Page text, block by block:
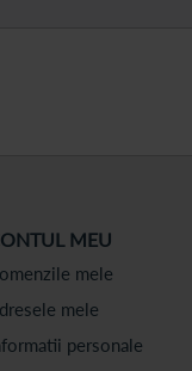
MEU
mele
mele
personale